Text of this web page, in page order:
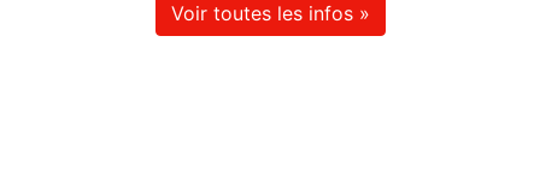
Voir toutes les infos »